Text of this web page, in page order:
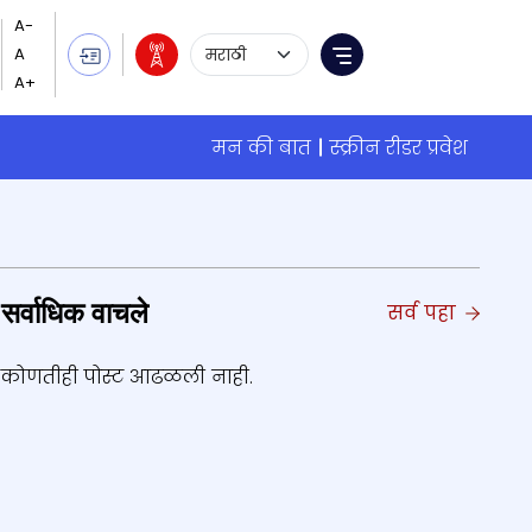
Language Selection
Menu
मन की बात स्क्रीन रीडर प्रवेश
सर्वाधिक वाचले सर्व पहा
कोणतीही पोस्ट आढळली नाही.